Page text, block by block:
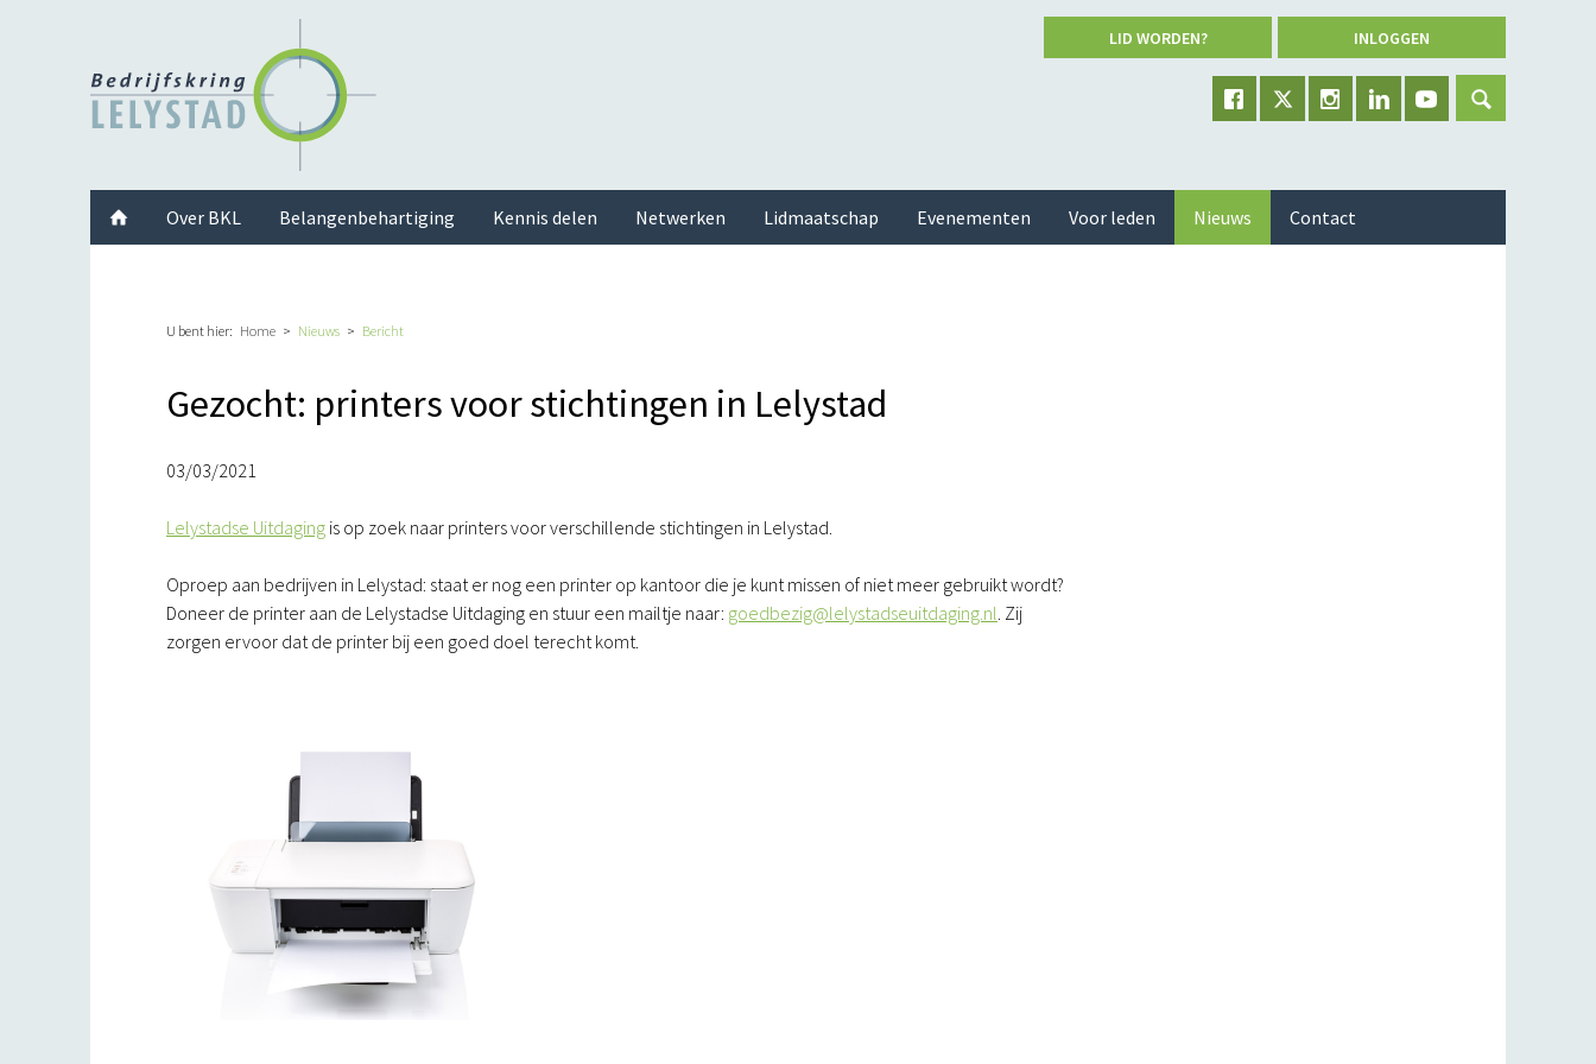
Twitter InstagramLinkedInYoutube
LID WORDEN? INLOGGEN
U bent hier: Home Nieuws Bericht
Gezocht: printers voor stichtingen in Lelystad
03/03/2021
Lelystadse Uitdaging is op zoek naar printers voor verschillende stichtingen in Lelystad.
Oproep aan bedrijven in Lelystad: staat er nog een printer op kantoor die je kunt missen of niet meer gebruikt wordt?
Doneer de printer aan de Lelystadse Uitdaging en stuur een mailtje naar: goedbezig@lelystadseuitdaging.nl. Zij
zorgen ervoor dat de printer bij een goed doel terecht komt.
Over BKL Belangenbehartiging Kennis delen Netwerken Lidmaatschap Evenementen Voor leden Nieuws Contact